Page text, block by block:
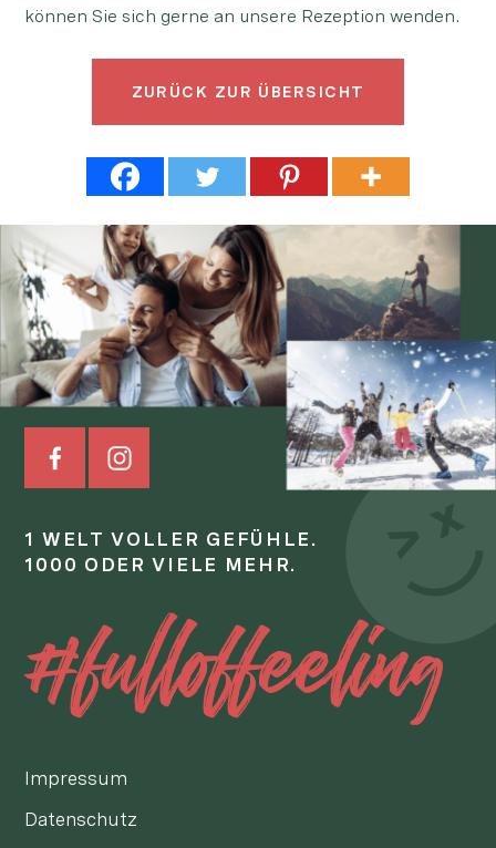
können Sie sich gerne an unsere Rezeption wenden.
ZURÜCK ZUR ÜBERSICHT
1 WELT VOLLER GEFÜHLE.
1000 ODER VIELE MEHR.
#fulloffeeling
Impressum
Datenschutz